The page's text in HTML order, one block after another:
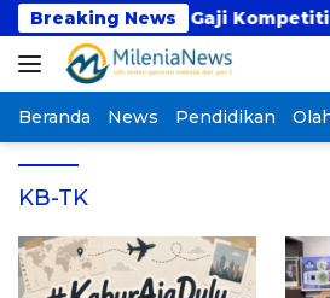
Langsung
ke
konten
Breaking News
dengan Gaji Kompetitif di
Beranda News Pendidikan
KB-TK